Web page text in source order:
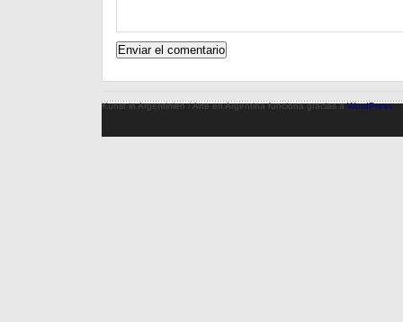
Kunst in Argentinien / Arte en Argentina funciona gracias aWordPress